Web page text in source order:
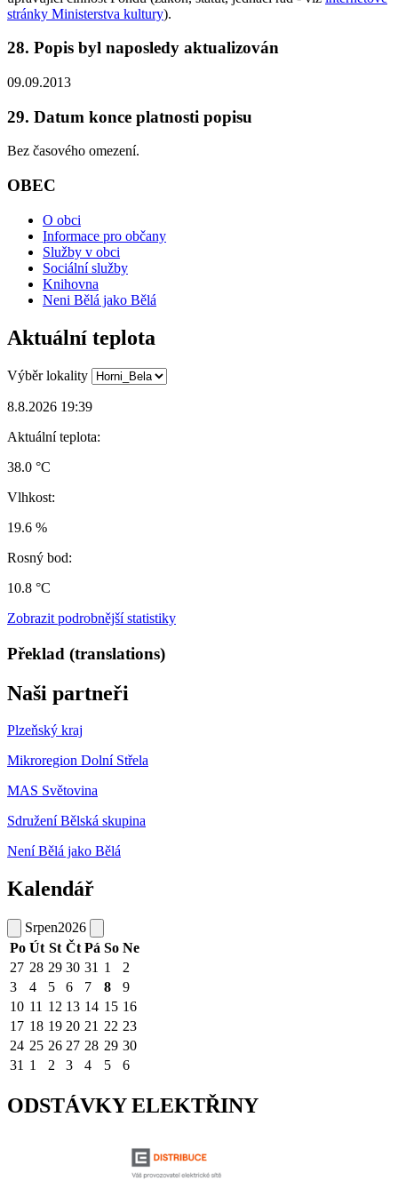
stránky Ministerstva kultury).
28. Popis byl naposledy aktualizován
09.09.2013
29. Datum konce platnosti popisu
Bez časového omezení.
OBEC
O obci
Informace pro občany
Služby v obci
Sociální služby
Knihovna
Neni Bělá jako Bělá
Aktuální teplota
Výběr lokality
8.8.2026 19:39
Aktuální teplota:
38.0 °C
Vlhkost:
19.6 %
Rosný bod:
10.8 °C
Zobrazit podrobnější statistiky
Překlad (translations)
Naši partneři
Plzeňský kraj
Mikroregion Dolní Střela
MAS Světovina
Sdružení Bělská skupina
Není Bělá jako Bělá
Kalendář
Srpen2026
Po Út St Čt Pá So Ne
27 28 29 30 31 1
2
3
4 5 6 7 8
9
10 11 12 13 14 15 16
17 18 19 20 21 22 23
24 25 26 27 28 29 30
31 1 2 3 4 5 6
ODSTÁVKY ELEKTŘINY